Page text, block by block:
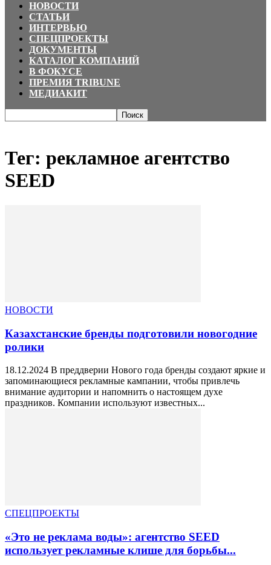
НОВОСТИ
СТАТЬИ
ИНТЕРВЬЮ
СПЕЦПРОЕКТЫ
ДОКУМЕНТЫ
КАТАЛОГ КОМПАНИЙ
В ФОКУСЕ
ПРЕМИЯ TRIBUNE
МЕДИАКИТ
Тег: рекламное агентство
SEED
НОВОСТИ
Казахстанские бренды подготовили новогодние
ролики
18.12.2024 В преддверии Нового года бренды создают яркие и
запоминающиеся рекламные кампании, чтобы привлечь
внимание аудитории и напомнить о настоящем духе
праздников. Компании используют известных...
СПЕЦПРОЕКТЫ
«Это не реклама воды»: агентство SEED
использует рекламные клише для борьбы...